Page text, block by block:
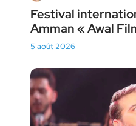
Festival
Amman « Awal
5 août 2026